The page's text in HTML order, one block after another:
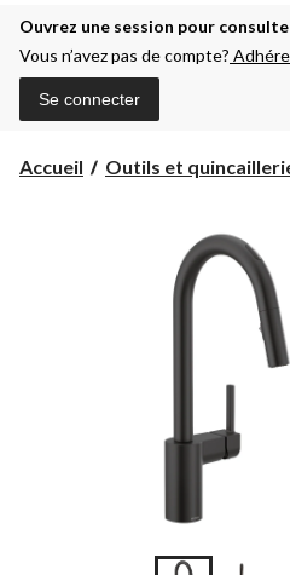
Ouvrez une session pour
Vous n’avez pas de compte?
Se connecter
Accueil Outils et